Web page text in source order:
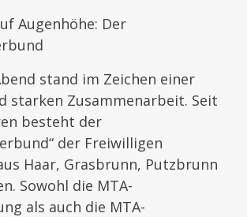
Augenhöhe: Der
stand im Zeichen einer
starken Zusammenarbeit. Seit
besteht der
der Freiwilligen
Haar, Grasbrunn, Putzbrunn
Sowohl die MTA-
als auch die MTA-